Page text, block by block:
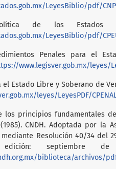
LeyesBiblio/pdf/
de los Estados
LeyesBiblio/pdf/
Penales para el
www.legisver.gob.mx/leyes/
el Estado Libre y Soberano de
leyes/LeyesPDF/
los principios fundamentales
CNDH. Adoptada por la
mediante Resolución 40/34 del
septiembre de
biblioteca/archivos/pdfs/